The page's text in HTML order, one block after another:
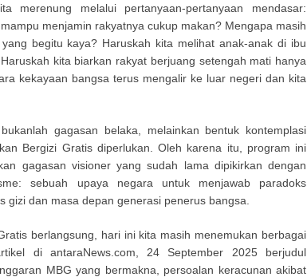
merenung melalui pertanyaan-pertanyaan mendasar:
menjamin rakyatnya cukup makan? Mengapa masih
begitu kaya? Haruskah kita melihat anak-anak di ibu
kita biarkan rakyat berjuang setengah mati hanya
kekayaan bangsa terus mengalir ke luar negeri dan kita
gagasan belaka, melainkan bentuk kontemplasi
Bergizi Gratis diperlukan. Oleh karena itu, program ini
gagasan visioner yang sudah lama dipikirkan dengan
sebuah upaya negara untuk menjawab paradoks
gizi dan masa depan generasi penerus bangsa.
berlangsung, hari ini kita masih menemukan berbagai
di antaraNews.com, 24 September 2025 berjudul
MBG yang bermakna, persoalan keracunan akibat